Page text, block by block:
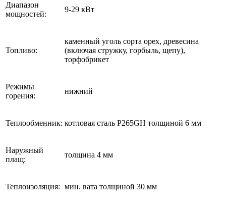
Диапазон
мощностей:
9-29 кВт
Топливо:
каменный уголь сорта орех, древесина
(включая стружку, горбыль, щепу),
торфобрикет
Режимы
горения:
нижний
Теплообменник: котловая сталь P265GH толщиной 6 мм
Наружный
плащ:
толщина 4 мм
Теплоизоляция: мин. вата толщиной 30 мм